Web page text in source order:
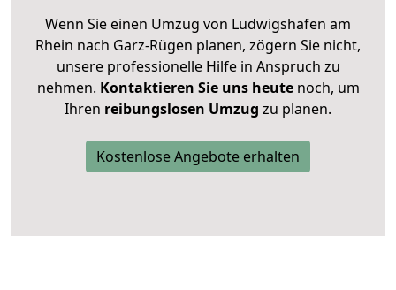
Wenn Sie einen Umzug von Ludwigshafen am
Rhein nach Garz-Rügen planen, zögern Sie nicht,
unsere professionelle Hilfe in Anspruch zu
nehmen. Kontaktieren Sie uns heutenoch, um
Ihren reibungslosen Umzug zu planen.
Kostenlose Angebote erhalten